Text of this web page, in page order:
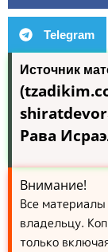
Telegram
Источник
Рава
Внимание!
Все
владельцу.
только